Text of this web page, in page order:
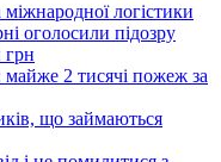
логістики
оголосили підозру
грн
2 тисячі пожеж за
що займаються